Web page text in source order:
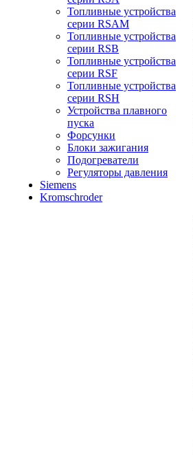
Топливные устройства
серии RSAM
Топливные устройства
серии RSB
Топливные устройства
серии RSF
Топливные устройства
серии RSH
Устройства плавного
пуска
Форсунки
Блоки зажигания
Подогреватели
Регуляторы давления
Siemens
Kromschroder